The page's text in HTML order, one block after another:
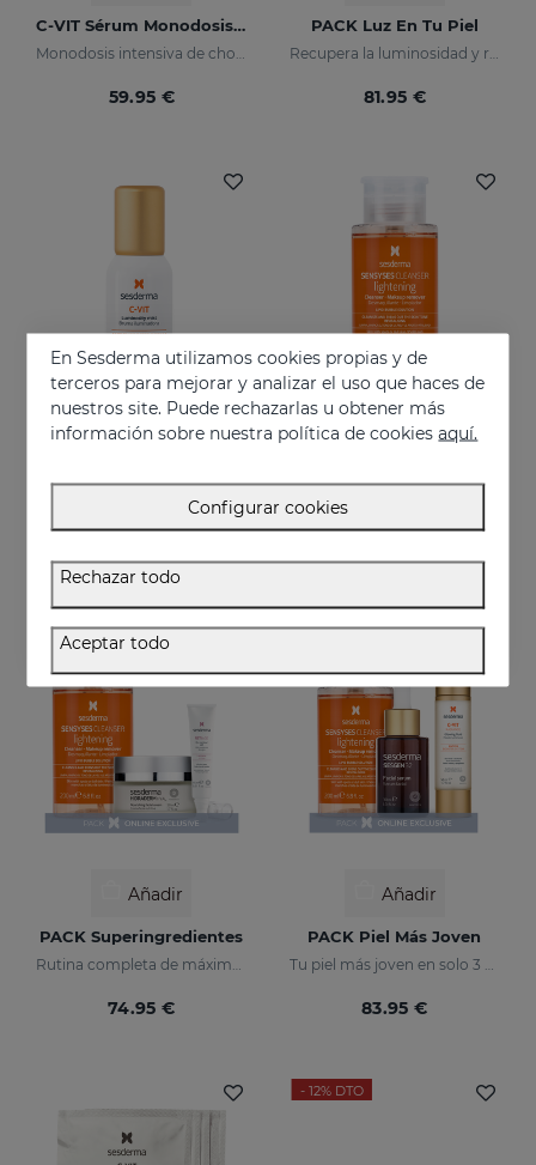
C-VIT Sérum Monodosis 5x7ml
59.95 €
PACK Luz En Tu Piel
81.95 €
Añadir
C-VIT Mist
Bruma de belleza iluminadora y antioxidante
Añadir
SENSYSES Lightening Cleanser Desmaquillante Limpiador
EXCLUSIVO ONLINE
Añadir
PACK Superingredientes
74.95 €
EXCLUSIVO ONLINE
Añadir
PACK Piel Más Joven
83.95 €
- 12% DTO
En Sesderma utilizamos cookies propias y de
terceros para mejorar y analizar el uso que haces de
nuestros site. Puede rechazarlas u obtener más
información sobre nuestra política de cookiesaquí.
Configurar cookies
Rechazar todo
Aceptar todo